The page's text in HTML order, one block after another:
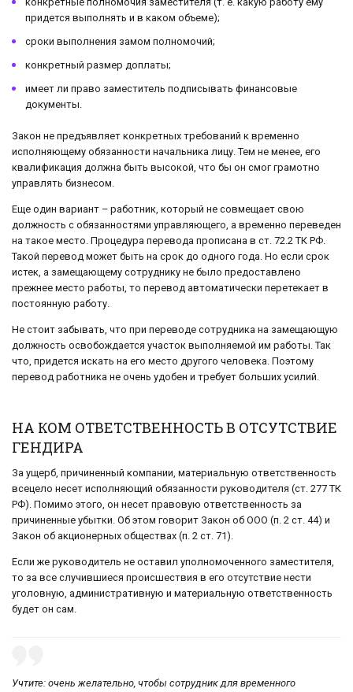
придется выполнять и в каком объеме);
сроки выполнения замом полномочий;
конкретный размер доплаты;
имеет ли право заместитель подписывать финансовые
документы.
Закон не предъявляет конкретных требований к временно
исполняющему обязанности начальника лицу. Тем не менее, его
квалификация должна быть высокой, что бы он смог грамотно
управлять бизнесом.
Еще один вариант – работник, который не совмещает свою
должность с обязанностями управляющего, а временно переведен
на такое место. Процедура перевода прописана в ст. 72.2 ТК РФ.
Такой перевод может быть на срок до одного года. Но если срок
истек, а замещающему сотруднику не было предоставлено
прежнее место работы, то перевод автоматически перетекает в
постоянную работу.
Не стоит забывать, что при переводе сотрудника на замещающую
должность освобождается участок выполняемой им работы. Так
что, придется искать на его место другого человека. Поэтому
перевод работника не очень удобен и требует больших усилий.
НА КОМ ОТВЕТСТВЕННОСТЬ В ОТСУТСТВИЕ
ГЕНДИРА
За ущерб, причиненный компании, материальную ответственность
всецело несет исполняющий обязанности руководителя (ст. 277 ТК
РФ). Помимо этого, он несет правовую ответственность за
причиненные убытки. Об этом говорит Закон об ООО (п. 2 ст. 44) и
Закон об акционерных обществах (п. 2 ст. 71).
Если же руководитель не оставил уполномоченного заместителя,
то за все случившиеся происшествия в его отсутствие нести
уголовную, административную и материальную ответственность
будет он сам.
Учтите: очень желательно, чтобы сотрудник для временного